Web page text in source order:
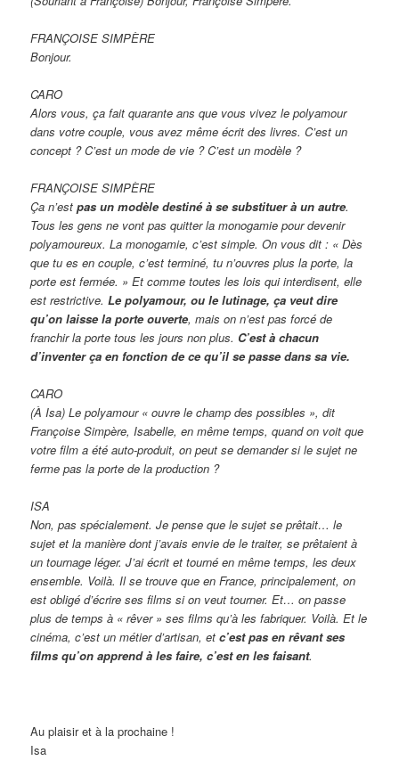
FRANÇOISE SIMPÈRE
Bonjour.
CARO
Alors vous, ça fait quarante ans que vous vivez le polyamour
dans votre couple, vous avez même écrit des livres. C’est un
concept ? C’est un mode de vie ? C’est un modèle ?
FRANÇOISE SIMPÈRE
Ça n’estpas un modèle destiné à se substituer à un autre.
Tous les gens ne vont pas quitter la monogamie pour devenir
polyamoureux. La monogamie, c’est simple. On vous dit : « Dès
que tu es en couple, c’est terminé, tu n’ouvres plus la porte, la
porte est fermée. » Et comme toutes les lois qui interdisent, elle
est restrictive.Le polyamour, ou le lutinage, ça veut dire
qu’on laisse la porte ouverte, mais on n’est pas forcé de
franchir la porte tous les jours non plus. C’est à chacun
d’inventer ça en fonction de ce qu’il se passe dans sa vie.
CARO
(À Isa) Le polyamour « ouvre le champ des possibles », dit
Françoise Simpère, Isabelle, en même temps, quand on voit que
votre film a été auto-produit, on peut se demander si le sujet ne
ferme pas la porte de la production ?
ISA
Non, pas spécialement. Je pense que le sujet se prêtait… le
sujet et la manière dont j’avais envie de le traiter, se prêtaient à
un tournage léger. J’ai écrit et tourné en même temps, les deux
ensemble. Voilà. Il se trouve que en France, principalement, on
est obligé d’écrire ses films si on veut tourner. Et… on passe
plus de temps à « rêver » ses films qu’à les fabriquer. Voilà. Et le
cinéma, c’est un métier d’artisan, etc’est pas en rêvant ses
films qu’on apprend à les faire, c’est en les faisant.
Au plaisir et à la prochaine !
Isa